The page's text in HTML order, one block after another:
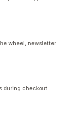
wheel, newsletter
during checkout